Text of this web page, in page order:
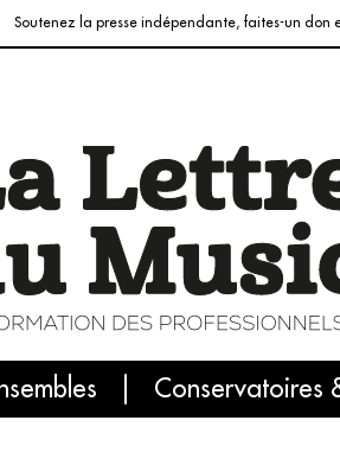
Soutenez la presse indépendante, faites-un don
Conservatoires
du jour Le numéro du mois